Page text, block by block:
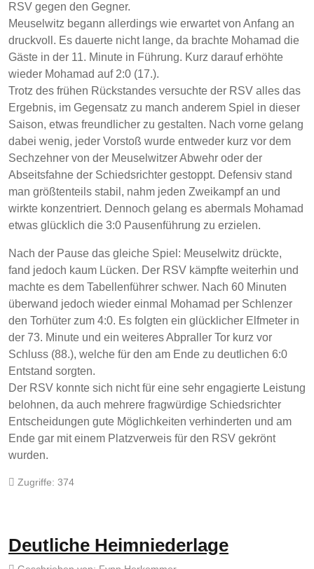
RSV gegen den Gegner.
Meuselwitz begann allerdings wie erwartet von Anfang an
druckvoll. Es dauerte nicht lange, da brachte Mohamad die
Gäste in der 11. Minute in Führung. Kurz darauf erhöhte
wieder Mohamad auf 2:0 (17.).
Trotz des frühen Rückstandes versuchte der RSV alles das
Ergebnis, im Gegensatz zu manch anderem Spiel in dieser
Saison, etwas freundlicher zu gestalten. Nach vorne gelang
dabei wenig, jeder Vorstoß wurde entweder kurz vor dem
Sechzehner von der Meuselwitzer Abwehr oder der
Abseitsfahne der Schiedsrichter gestoppt. Defensiv stand
man größtenteils stabil, nahm jeden Zweikampf an und
wirkte konzentriert. Dennoch gelang es abermals Mohamad
etwas glücklich die 3:0 Pausenführung zu erzielen.
Nach der Pause das gleiche Spiel: Meuselwitz drückte,
fand jedoch kaum Lücken. Der RSV kämpfte weiterhin und
machte es dem Tabellenführer schwer. Nach 60 Minuten
überwand jedoch wieder einmal Mohamad per Schlenzer
den Torhüter zum 4:0. Es folgten ein glücklicher Elfmeter in
der 73. Minute und ein weiteres Abpraller Tor kurz vor
Schluss (88.), welche für den am Ende zu deutlichen 6:0
Entstand sorgten.
Der RSV konnte sich nicht für eine sehr engagierte Leistung
belohnen, da auch mehrere fragwürdige Schiedsrichter
Entscheidungen gute Möglichkeiten verhinderten und am
Ende gar mit einem Platzverweis für den RSV gekrönt
wurden.
Zugriffe: 374
Deutliche Heimniederlage